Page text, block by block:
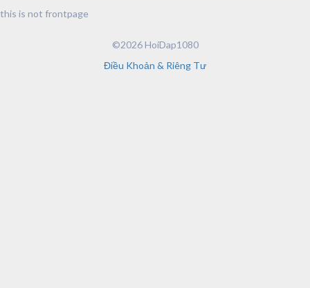
this is not frontpage
©2026 HoiDap1080
Điều Khoản & Riêng Tư